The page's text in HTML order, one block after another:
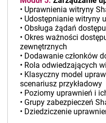
• Uprawnienia witryny
• Udostępnianie witryny
• Obsługa żądań dostępu
• Okres ważności
zewnętrznych
• Dodawanie członków
• Rola odwiedzających
• Klasyczny model
scenariusz przykładowy
• Poziomy uprawnień i
• Grupy zabezpieczeń
• Dziedziczenie